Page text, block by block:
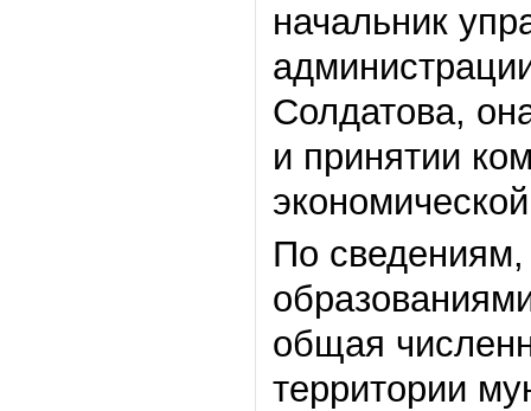
начальник
Солдатова,
и принятии
По
общая
территории